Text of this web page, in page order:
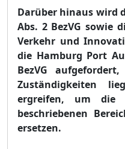
Darüber hinaus wird
Abs. 2 BezVG sowie
Verkehr und
die Hamburg Port
BezVG
Zuständigkeiten
ergreifen, um die
beschriebenen
ersetzen.